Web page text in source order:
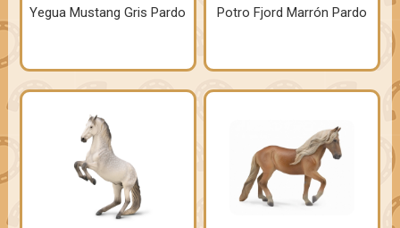
Yegua Mustang Gris Pardo Potro Fjord Marrón Pardo